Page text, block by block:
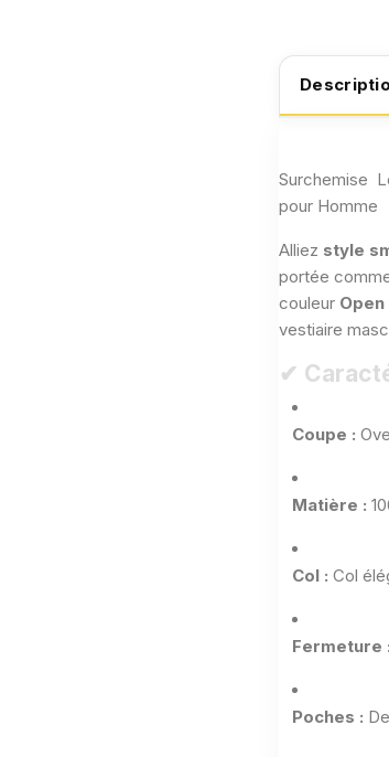
Surchemise
pour Homme
Alliez style
portée
couleur
vestiaire
✔
Coupe :
Matière :
Col : Col
Fermeture :
Poches :